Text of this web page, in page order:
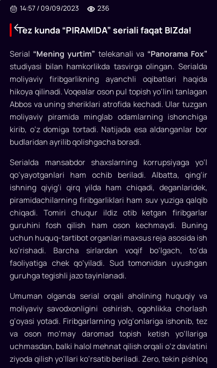
Tez
kunda
“PIRAMIDA”
seriali
faqat
BIZda!
“Piramida”
kriminal,
detektiv
janrda
olingan
o‘zbek
milliy
bo‘lib,
uch
fasldan
iborat.
mavsum)
har
14:57 / 09/09/2023 236
Tez kunda “PIRAMIDA” seriali faqat BIZda!
Serial “Mening yurtim” telekanali va “Panorama Fox”
studiyasi bilan hamkorlikda tasvirga olingan. Serialda
moliyaviy firibgarlikning ayanchli oqibatlari haqida
hikoya qilinadi. Voqealar oson pul topish yo‘lini tanlagan
Abbos va uning sheriklari atrofida kechadi. Ular tuzgan
moliyaviy piramida minglab odamlarning ishonchiga
kirib, o‘z domiga tortadi. Natijada esa aldanganlar bor
budlaridan ayrilib qolishgacha boradi.
Serialda mansabdor shaxslarning korrupsiyaga yo‘l
qo‘yayotganlari ham ochib beriladi. Albatta, qing‘ir
ishning qiyig‘i qirq yilda ham chiqadi, deganlaridek,
piramidachilarning firibgarliklari ham suv yuziga qalqib
chiqadi. Tomiri chuqur ildiz otib ketgan firibgarlar
guruhini fosh qilish ham oson kechmaydi. Buning
uchun huquq-tartibot organlari maxsus reja asosida ish
ko‘rishadi. Barcha sirlardan voqif bo‘lgach, to‘da
faoliyatiga chek qo‘yiladi. Sud tomonidan uyushgan
guruhga tegishli jazo tayinlanadi.
Umuman olganda serial orqali aholining huquqiy va
moliyaviy savodxonligini oshirish, ogohlikka chorlash
g‘oyasi yotadi. Firibgarlarning yolg‘onlariga ishonib, tez
va oson mo‘may daromad topish ketish yo‘llariga
uchmasdan, balki halol mehnat qilish orqali o‘z davlatini
ziyoda qilish yo‘llari ko‘rsatib beriladi. Zero, tekin pishloq